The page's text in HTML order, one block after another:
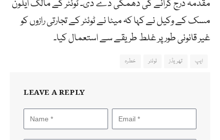
مقدمہ درج کرانے کی دھمکی دے دی۔ ٹوئٹر کے مالک ایلون
مسک کے وکیل نے کہا کہ میٹا نے ٹوئٹر کے تجارتی رازوں کو
غیر قانونی طور پر غلط طریقے سے استعمال کیا۔
ایپ تھریڈز ٹوئٹر خطرہ
LEAVE A REPLY